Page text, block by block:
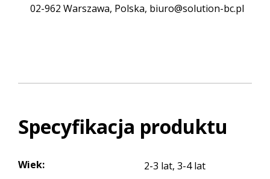
02-962 Warszawa, Polska, biuro@solution-bc.pl
Specyfikacja produktu
Wiek: 2-3 lat, 3-4 lat